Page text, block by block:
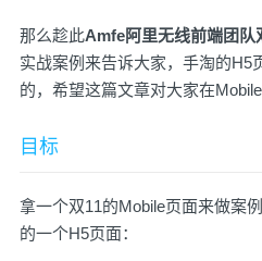
那么趁此Amfe阿里无线前端团队
实战案例来告诉大家，手淘的H5
的，希望这篇文章对大家在
目标
拿一个双11的Mobile页面来做案
的一个H5页面：